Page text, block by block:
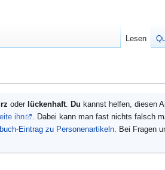
oder lückenhaft. Du kannst helfen, diesen
ihn
. Dabei kann man fast nichts falsch
Eintrag zu Personenartikeln. Bei Fragen
Lesen